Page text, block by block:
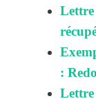
Lettre
:
Lettre